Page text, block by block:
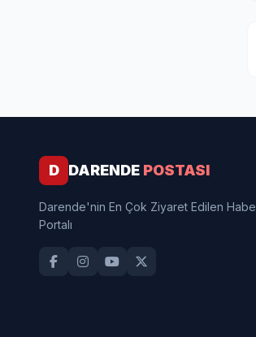
D DARENDE POSTASI
Darende'nin En Çok Ziyaret Edilen
Portalı